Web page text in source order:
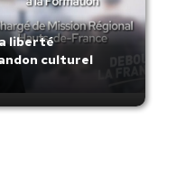
liberté
culturel